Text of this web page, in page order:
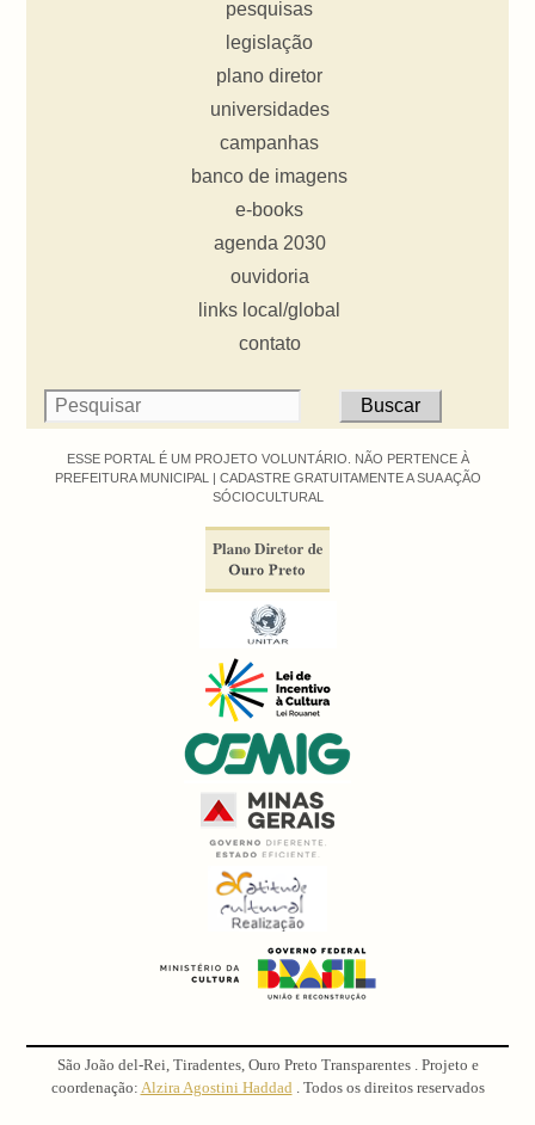
pesquisas
legislação
plano diretor
universidades
campanhas
banco de imagens
e-books
agenda 2030
ouvidoria
links local/global
contato
ESSE PORTAL É UM PROJETO VOLUNTÁRIO. NÃO PERTENCE À
PREFEITURA MUNICIPAL | CADASTRE GRATUITAMENTE A SUA AÇÃO
SÓCIOCULTURAL
São João del-Rei, Tiradentes, Ouro Preto Transparentes . Projeto e
coordenação: Alzira Agostini Haddad . Todos os direitos reservados